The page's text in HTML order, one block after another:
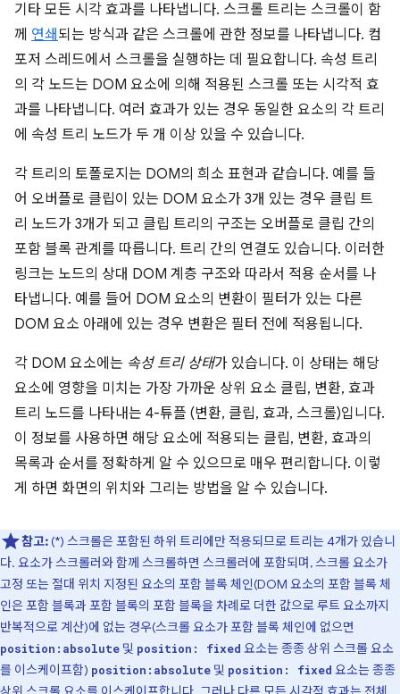
기타 모든 시각 효과를 나타냅니다. 스크롤 트리는 스크롤이 함
께 연쇄 되는 방식과 같은 스크롤에 관한 정보를 나타냅니다. 컴
포저 스레드에서 스크롤을 실행하는 데 필요합니다. 속성 트리
의 각 노드는 DOM 요소에 의해 적용된 스크롤 또는 시각적 효
과를 나타냅니다. 여러 효과가 있는 경우 동일한 요소의 각 트리
에 속성 트리 노드가 두 개 이상 있을 수 있습니다.
각 트리의 토폴로지는 DOM의 희소 표현과 같습니다. 예를 들
어 오버플로 클립이 있는 DOM 요소가 3개 있는 경우 클립 트
리 노드가 3개가 되고 클립 트리의 구조는 오버플로 클립 간의
포함 블록 관계를 따릅니다. 트리 간의 연결도 있습니다. 이러한
링크는 노드의 상대 DOM 계층 구조와 따라서 적용 순서를 나
타냅니다. 예를 들어 DOM 요소의 변환이 필터가 있는 다른
DOM 요소 아래에 있는 경우 변환은 필터 전에 적용됩니다.
각 DOM 요소에는 속성 트리 상태가 있습니다. 이 상태는 해당
요소에 영향을 미치는 가장 가까운 상위 요소 클립, 변환, 효과
트리 노드를 나타내는 4-튜플 (변환, 클립, 효과, 스크롤)입니다.
이 정보를 사용하면 해당 요소에 적용되는 클립, 변환, 효과의
목록과 순서를 정확하게 알 수 있으므로 매우 편리합니다. 이렇
게 하면 화면의 위치와 그리는 방법을 알 수 있습니다.
참고:(*) 스크롤은 포함된 하위 트리에만 적용되므로 트리는 4개가 있습니
다. 요소가 스크롤러와 함께 스크롤하면 스크롤러에 포함되며, 스크롤 요소가
고정 또는 절대 위치 지정된 요소의 포함 블록 체인(DOM 요소의 포함 블록 체
인은 포함 블록과 포함 블록의 포함 블록을 차례로 더한 값으로 루트 요소까지
반복적으로 계산)에 없는 경우(스크롤 요소가 포함 블록 체인에 없으면
position:absolute 및 position: fixed 요소는 종종 상위 스크롤 요소
를 이스케이프함) position:absolute 및 position: fixed 요소는 종종